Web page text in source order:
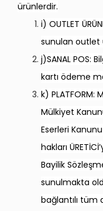
ürünlerdir.
i) OUTLET
sunulan outlet
j)SANAL POS:
kartı ödeme
k) PLATFORM:
Mülkiyet
Eserleri
hakları
Bayilik
sunulmakta
bağlantılı